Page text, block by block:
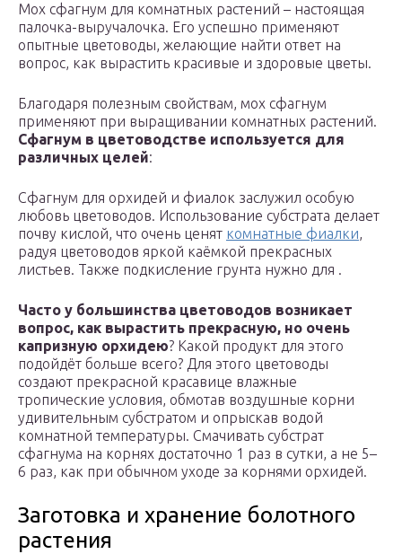
Мох сфагнум для комнатных растений – настоящая
палочка-выручалочка. Его успешно применяют
опытные цветоводы, желающие найти ответ на
вопрос, как вырастить красивые и здоровые цветы.
Благодаря полезным свойствам, мох сфагнум
применяют при выращивании комнатных растений.
Сфагнум в цветоводстве используется для
различных целей:
Сфагнум для орхидей и фиалок заслужил особую
любовь цветоводов. Использование субстрата делает
почву кислой, что очень ценят комнатные фиалки,
радуя цветоводов яркой каёмкой прекрасных
листьев. Также подкисление грунта нужно для .
Часто у большинства цветоводов возникает
вопрос, как вырастить прекрасную, но очень
капризную орхидею? Какой продукт для этого
подойдёт больше всего? Для этого цветоводы
создают прекрасной красавице влажные
тропические условия, обмотав воздушные корни
удивительным субстратом и опрыскав водой
комнатной температуры. Смачивать субстрат
сфагнума на корнях достаточно 1 раз в сутки, а не 5–
6 раз, как при обычном уходе за корнями орхидей.
Заготовка и хранение болотного
растения